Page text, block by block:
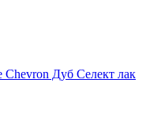
Chevron Дуб Селект лак